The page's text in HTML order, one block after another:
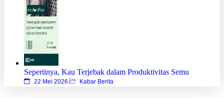
Sepertinya, Kau Terjebak dalam Produktivitas Semu
22 Mei 2026 Kabar Berita